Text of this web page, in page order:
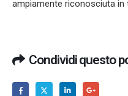
ampiamente riconosciuta
Condividi questo